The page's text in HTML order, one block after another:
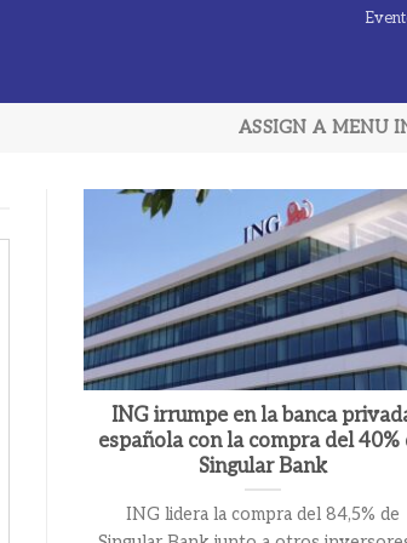
ASSIGN A MENU
ING irrumpe en la banca
española con la compra del 40%
Singular Bank
ING lidera la compra del 84,5% de